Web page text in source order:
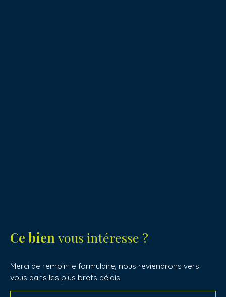
Ce bien vous intéresse ?
Merci de remplir le formulaire, nous reviendrons vers
vous dans les plus brefs délais.